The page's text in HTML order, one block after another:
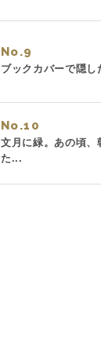
No.
ブックカバーで隠し
No.
文月に緑。あの頃、
た...